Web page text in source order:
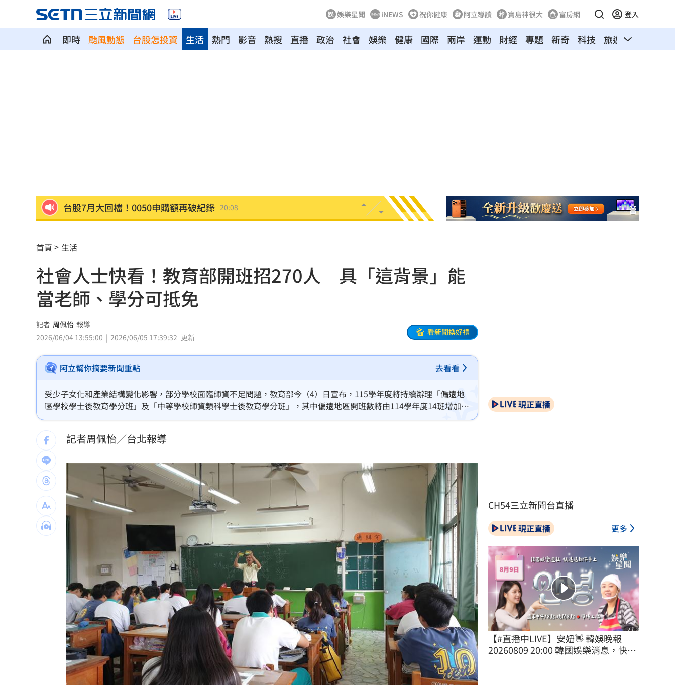
娛樂星聞 iNEWS 祝你健康 阿立導讀 寶島神很大 富房網 登入
即時 颱風動態 台股怎投資 熱門 影音 熱搜 直播 政治 社會 娛樂
生活 健康 國際 兩岸 運動 財經 專題 新奇 科技 旅遊 汽車
台股7月大回檔！0050申購額再破紀錄 20:08
禾伸堂、南電出關日 處置股新規風險曝
平野惠一率兄弟奪171勝 中職最多勝外教 19:56
女股神加碼狂掃台積電！外媒揭全因這巨頭
想吃清淡！他搭機點「這特殊餐」傻眼了
買房3年才知「蜘蛛人住我家」屋主超傻眼
生日變親人忌日！直升機慶祝墜機4人罹難
台中小五童遭同學踢下體腫2倍大 判賠金曝 19:42
阿信慘跌 親洩言承旭吳建豪周渝民真面目
「AI性愛機器人」將問世！聊天還可換姿勢 19:32
SBS歌謠大戰開播30分鐘傳災情！粉絲崩潰
羅戈8局失1分好投 兄弟火力爆發橫掃雄鷹 19:24
台灣彩券開獎直播中
LIVE三立+24小時直播 15:27
三立iNEWS新聞台線上直播 18:00
台彩父親節推新刮刮樂千萬頭獎超「爸」氣 12:00
商場戰國來臨 台中「頂奢大道」逐漸成形 12:00
「拍片人的多重宇宙」職涯論壇9/12登場！
8國球員齊聚高雄 Formosa 7s掀足球熱潮 10:00
首頁 生活
社會人士快看！教育部開班招270人 具「這背景」能
當老師、學分可抵免
記者 周佩怡 報導
2026/06/04 13:55:00
2026/06/05 17:39:32 更新
看新聞換好禮
阿立幫你摘要新聞重點 去看看
受少子女化和產業結構變化影響，部分學校面臨師資不足問題，教育部今（4）日宣布，115學年度將持續辦理「偏遠地
區學校學士後教育學分班」及「中等學校師資類科學士後教育學分班」，其中偏遠地區開班數將由114學年度14班增加至
18班，預計招收636名代理教師；另有270個名額開放給具專業背景的社會人士修習師資培育課程，兩項計畫合計將培育
906名師資，盼為偏鄉及缺額科別補充教學人力。
記者周佩怡／台北報導
現正直播
CH54三立新聞台直播
現正直播 更多
【#直播中LIVE】安妞👋 韓娛晚報
20260809 20:00 韓國娛樂消息，快速